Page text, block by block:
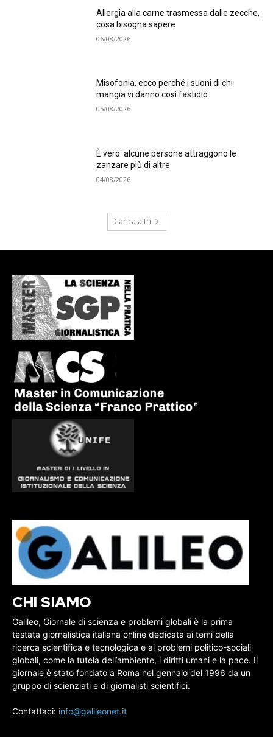
Allergia alla carne trasmessa dalle zecche,
cosa bisogna sapere
06/08/2026
Misofonia, ecco perché i suoni di chi
mangia vi danno così fastidio
05/08/2026
È vero: alcune persone attraggono le
zanzare più di altre
04/08/2026
Carica altri
CHI SIAMO
Galileo, Giornale di scienza e problemi globali è la prima
testata giornalistica italiana online dedicata ai temi della
ricerca scientifica e tecnologica e ai problemi politico-sociali
globali, come la tutela dell’ambiente, i diritti umani e la pace. Il
giornale è stato fondato a Roma nel gennaio del 1996 da un
gruppo di scienziati e di giornalisti scientifici.
Contattaci: info@galileonet.it